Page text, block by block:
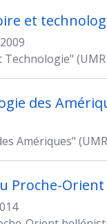
et
(UMR
des
Amériques"
Proche-